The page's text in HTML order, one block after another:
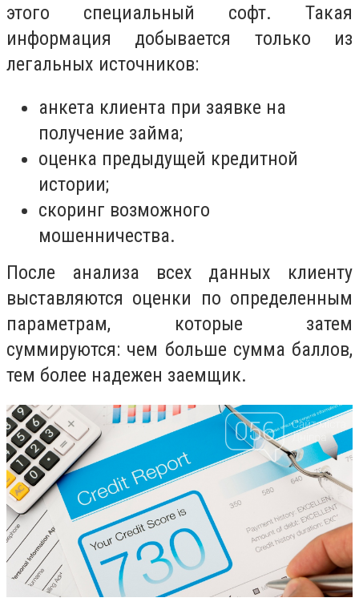
этого специальный софт. Такая
информация добывается только из
легальных источников:
анкета клиента при заявке на
получение займа;
оценка предыдущей кредитной
истории;
скоринг возможного
мошенничества.
После анализа всех данных клиенту
выставляются оценки по определенным
параметрам, которые затем
суммируются: чем больше сумма баллов,
тем более надежен заемщик.